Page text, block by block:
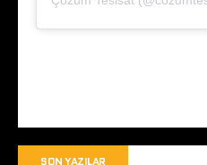
SON YAZILAR